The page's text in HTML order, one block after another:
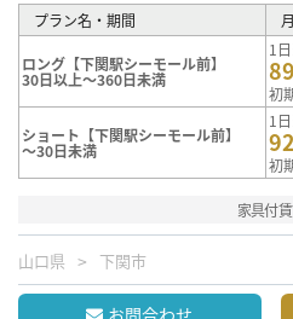
プラン名・期間
ロング【下関駅シーモール前】
30日以上～360日未満
1
初
ショート【下関駅シーモール前】
～30日未満
1
初
家具付
山口県 下関市
お問合わせ